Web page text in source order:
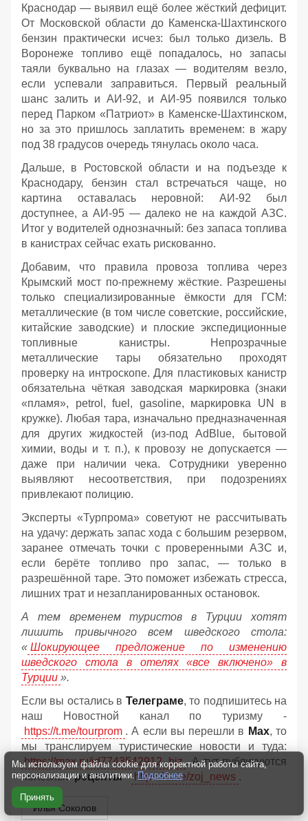
Краснодар — выявил ещё более жёсткий дефицит.
От Московской области до Каменска‑Шахтинского
бензин практически исчез: был только дизель. В
Воронеже топливо ещё попадалось, но запасы
таяли буквально на глазах — водителям везло,
если успевали заправиться. Первый реальный
шанс залить и АИ‑92, и АИ‑95 появился только
перед Парком «Патриот» в Каменске‑Шахтинском,
но за это пришлось заплатить временем: в жару
под 38 градусов очередь тянулась около часа.
Дальше, в Ростовской области и на подъезде к
Краснодару, бензин стал встречаться чаще, но
картина оставалась неровной: АИ‑92 был
доступнее, а АИ‑95 — далеко не на каждой АЗС.
Итог у водителей однозначный: без запаса топлива
в канистрах сейчас ехать рискованно.
Добавим, что правила провоза топлива через
Крымский мост по‑прежнему жёсткие. Разрешены
только специализированные ёмкости для ГСМ:
металлические (в том числе советские, российские,
китайские заводские) и плоские экспедиционные
топливные канистры. Непрозрачные
металлические тары обязательно проходят
проверку на интроскопе. Для пластиковых канистр
обязательна чёткая заводская маркировка (знаки
«пламя», petrol, fuel, gasoline, маркировка UN в
кружке). Любая тара, изначально предназначенная
для других жидкостей (из‑под AdBlue, бытовой
химии, воды и т. п.), к провозу не допускается —
даже при наличии чека. Сотрудники уверенно
выявляют несоответствия, при подозрениях
привлекают полицию.
Эксперты «Турпрома» советуют не рассчитывать
на удачу: держать запас хода с большим резервом,
заранее отмечать точки с проверенными АЗС и,
если берёте топливо про запас, — только в
разрешённой таре. Это поможет избежать стресса,
лишних трат и незапланированных остановок.
А тем временем туристов в Турции хотят
лишить привычного всем шведского стола:
« Шокирующее предложение по изменению
шведского стола в отелях «все включено» в
Турции ».
Если вы остались в Телеграме, то подпишитесь на
наш Новостной канал по туризму -
https://t.me/tourprom . А если вы перешли в Мах, то
мы транслируем туристические новости и туда:
https://max.ru/id7743542912_biz . А тут публикуются
полезныерецепты- https://t.me/zoj_news .
Илья Соколов
Мы используем файлы cookie для корректной работы сайта,
персонализации и аналитики. Подробнее
Принять